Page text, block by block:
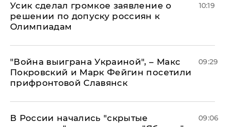
Усик сделал громкое заявление о
решении по допуску россиян к
Олимпиадам
10:19
"Война выиграна Украиной", – Макс
Покровский и Марк Фейгин посетили
прифронтовой Славянск
09:29
В России начались "скрытые
09:06